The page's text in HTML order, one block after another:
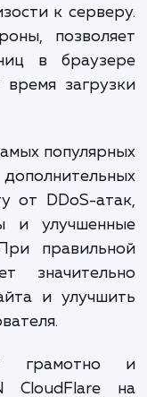
Delivery
в
время
самых
от DDoS-
и
При